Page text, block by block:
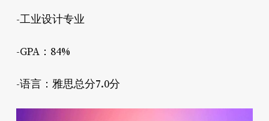
-工业设计专业
-GPA：84%
-语言：雅思总分7.0分